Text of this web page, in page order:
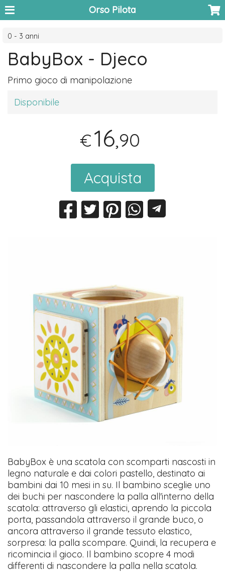
Orso Pilota
0 - 3 anni
BabyBox - Djeco
Primo gioco di manipolazione
Disponibile
€16,90
Acquista
BabyBox è una scatola con scomparti nascosti in
legno naturale e dai colori pastello, destinato ai
bambini dai 10 mesi in su. Il bambino sceglie uno
dei buchi per nascondere la palla all'interno della
scatola: attraverso gli elastici, aprendo la piccola
porta, passandola attraverso il grande buco, o
ancora attraverso il grande tessuto elastico,
sorpresa: la palla scompare. Quindi, la recupera e
ricomincia il gioco. Il bambino scopre 4 modi
differenti di nascondere la palla nella scatola.